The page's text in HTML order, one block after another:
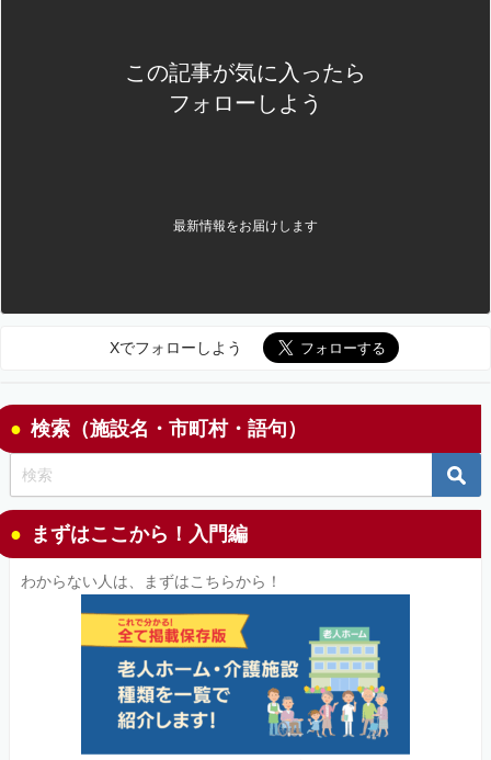
この記事が気に入ったら
フォローしよう
最新情報をお届けします
Xでフォローしよう
検索（施設名・市町村・語句）
まずはここから！入門編
わからない人は、まずはこちらから！